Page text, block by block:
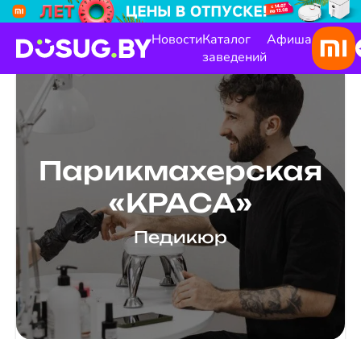
НовостиКаталог
заведений
Афиша
Парикмахерская
«КРАСА»
Педикюр